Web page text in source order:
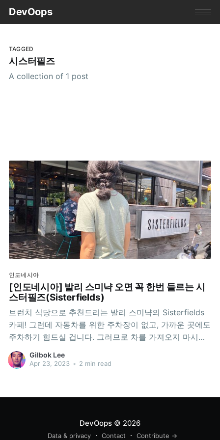
DevOops
TAGGED
시스터필즈
A collection of 1 post
인도네시아
[인도네시아] 발리 스미냑 오면 꼭 한번 들르는 시
스터필즈(Sisterfields)
브런치 식당으로 추천드리는 발리 스미냑의 Sisterfields
카페! 그런데 자동차를 위한 주차장이 없고, 가까운 곳에도
주차하기 힘드실 겁니다. 그러므로 차를 가져오지 마시고,
Grab이나 Gojek을 이용하시길 추천드립니다. 사람들이
정말 많이 옵니다. 2022년 8월에 먹은 것이 때 하드락 발
랑
Gilbok Lee
Apr 23, 2023 • 2 min read
DevOops© 2026
Data & privacy Contact Contribute →